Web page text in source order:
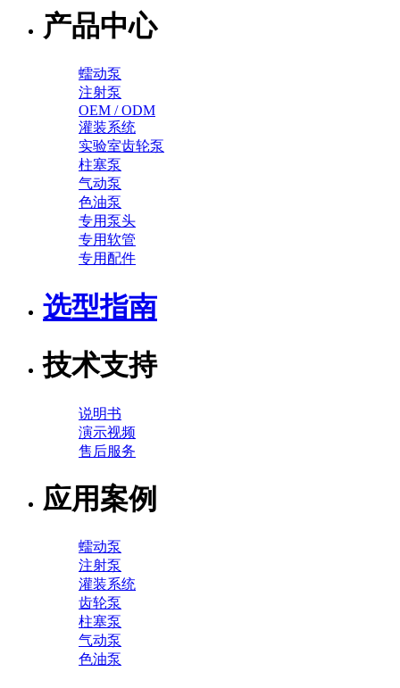
产品中心
蠕动泵
注射泵
OEM / ODM
灌装系统
实验室齿轮泵
柱塞泵
气动泵
色油泵
专用泵头
专用软管
专用配件
选型指南
技术支持
说明书
演示视频
售后服务
应用案例
蠕动泵
注射泵
灌装系统
齿轮泵
柱塞泵
气动泵
色油泵